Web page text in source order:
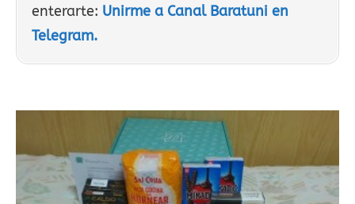
enterarte: Unirme a Canal Baratuni en
Telegram.